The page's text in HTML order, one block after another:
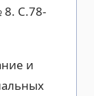
С.78-
и